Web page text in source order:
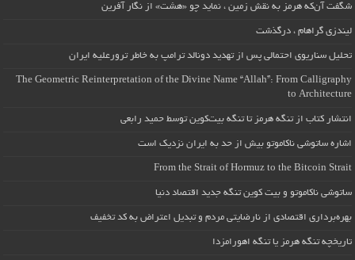
شگفت آن‌که هرمز به نقش زمین ، نماید چو «هشت» از نگار آفرین
لیندزی گراهام ، درگذشت
تحلیل سناریوی احتمالی پس از تهدید دونالد ترامپ به خاطر ترورعلیه ایران
The Geometric Reinterpretation of the Divine Name “Allah”: From Calligraphy
to Architecture
انتشار کتاب از تنگه هرمز تا تنگه بیت‌کوین توسط حمید رابعی
اشاره ساتوشی ناکاموتو بیش از حد به ایران نزدیک است
From the Strait of Hormuz to the Bitcoin Strait
ساتوشی ناکاموتو و بیت کوین تنگه جدید اقتصاد دنیا
بهره‌برداری اقتصادی از نارضایتی مردم و تبدیل اعتراض به کد تخفیف
تاریخچه تنگه هرمز یا تنگه اهورامزدا